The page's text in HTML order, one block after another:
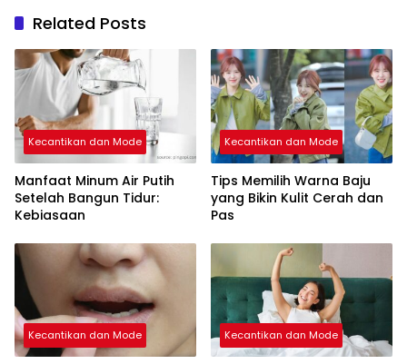
Related Posts
Kecantikan dan Mode
Manfaat Minum Air Putih
Setelah Bangun Tidur:
Kebiasaan
Kecantikan dan Mode
Tips Memilih Warna Baju
yang Bikin Kulit Cerah dan
Pas
Kecantikan dan Mode Kecantikan dan Mode